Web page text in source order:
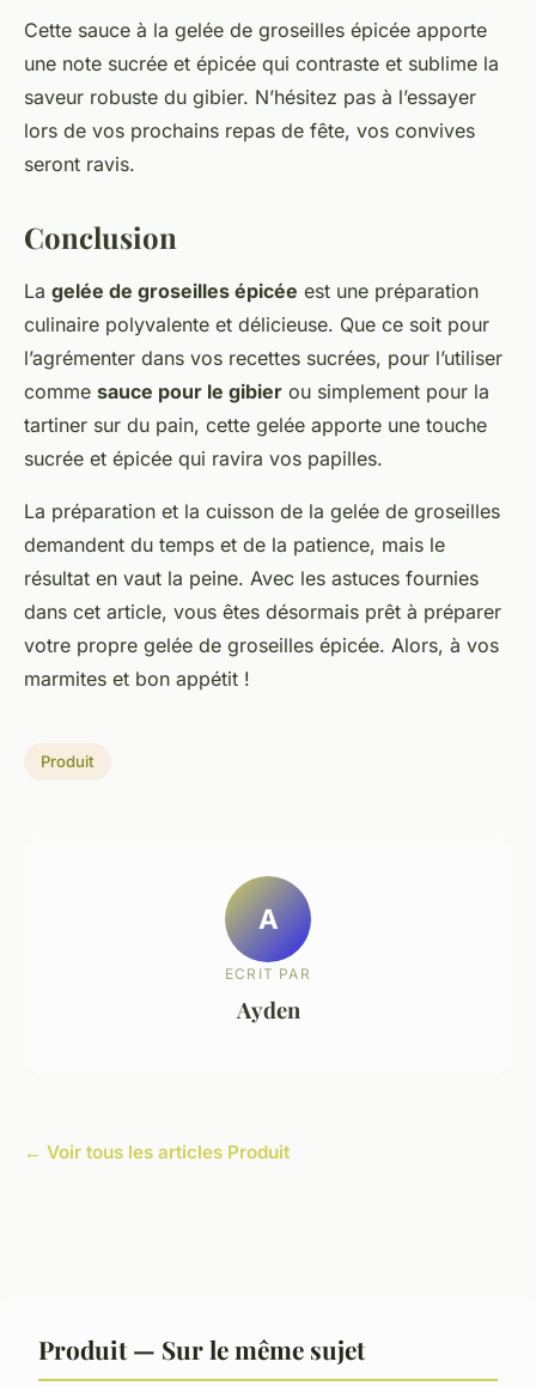
Cette sauce à la gelée de groseilles épicée apporte
une note sucrée et épicée qui contraste et sublime la
saveur robuste du gibier. N’hésitez pas à l’essayer
lors de vos prochains repas de fête, vos convives
seront ravis.
Conclusion
La gelée de groseilles épicée est une préparation
culinaire polyvalente et délicieuse. Que ce soit pour
l’agrémenter dans vos recettes sucrées, pour l’utiliser
comme sauce pour le gibier ou simplement pour la
tartiner sur du pain, cette gelée apporte une touche
sucrée et épicée qui ravira vos papilles.
La préparation et la cuisson de la gelée de groseilles
demandent du temps et de la patience, mais le
résultat en vaut la peine. Avec les astuces fournies
dans cet article, vous êtes désormais prêt à préparer
votre propre gelée de groseilles épicée. Alors, à vos
marmites et bon appétit !
Produit
A
ECRIT PAR
Ayden
← Voir tous les articles Produit
Produit — Sur le même sujet